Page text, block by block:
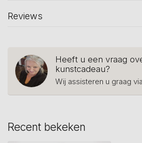
Reviews
Heeft u een vraag
kunstcadeau?
Wij assisteren u graag
Recent bekeken